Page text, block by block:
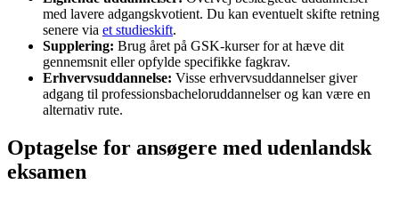
med lavere adgangskvotient. Du kan eventuelt skifte retning
senere via et studieskift.
Supplering: Brug året på GSK-kurser for at hæve dit
gennemsnit eller opfylde specifikke fagkrav.
Erhvervsuddannelse: Visse erhvervsuddannelser giver
adgang til professionsbacheloruddannelser og kan være en
alternativ rute.
Optagelse for ansøgere med udenlandsk
eksamen